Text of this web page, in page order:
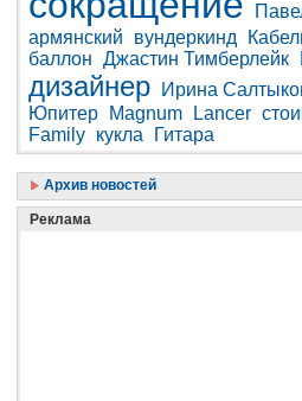
армянский
вундеркинд
баллон Джастин Тимберлейк
дизайнер Ирина
Юпитер
Magnum Lancer
Family кукла Гитара
Архив новостей
Реклама